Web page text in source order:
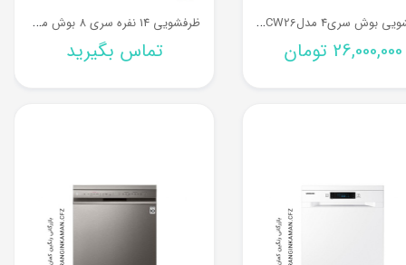
ظ
رفشویی بوش سری4 مدلSMS4ECW26
26,000,000 تومان
ظ
رفشویی 14 نفره سری 8 بوش مدل SMS88TI46M
تماس بگیرید